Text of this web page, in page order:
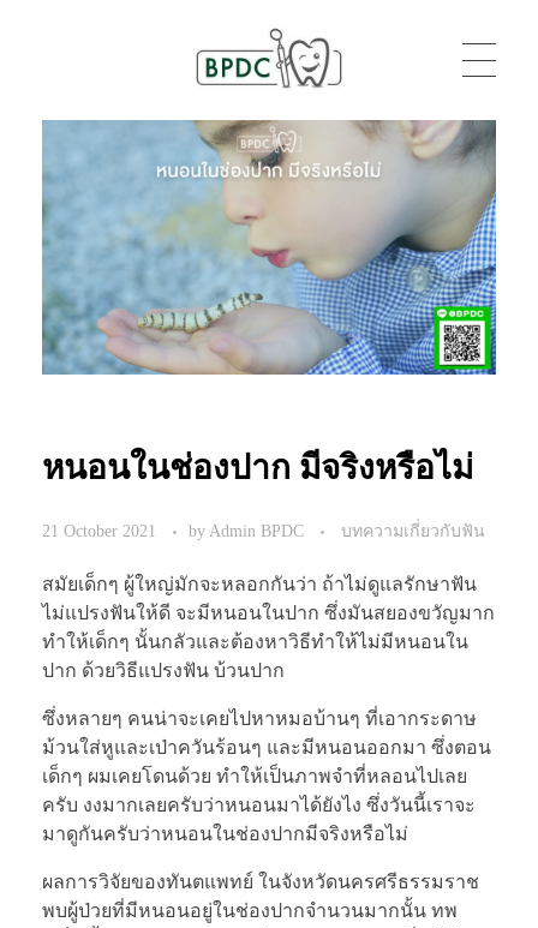
BPDC
แค่เว็บเวิร์ดเพรสเว็บหนึ่ง
หนอนในช่องปาก มีจริงหรือไม่
21 October 2021 byAdmin BPDC บทความเกี่ยวกับฟัน
สมัยเด็กๆ ผู้ใหญ่มักจะหลอกกันว่า ถ้าไม่ดูแลรักษาฟัน
ไม่แปรงฟันให้ดี จะมีหนอนในปาก ซึ่งมันสยองขวัญมาก
ทำให้เด็กๆ นั้นกลัวและต้องหาวิธีทำให้ไม่มีหนอนใน
ปาก ด้วยวิธีแปรงฟัน บ้วนปาก
ซึ่งหลายๆ คนน่าจะเคยไปหาหมอบ้านๆ ที่เอากระดาษ
ม้วนใส่หูและเป่าควันร้อนๆ และมีหนอนออกมา ซึ่งตอน
เด็กๆ ผมเคยโดนด้วย ทำให้เป็นภาพจำที่หลอนไปเลย
ครับ งงมากเลยครับว่าหนอนมาได้ยังไง ซึ่งวันนี้เราจะ
มาดูกันครับว่าหนอนในช่องปากมีจริงหรือไม่
ผลการวิจัยของทันตแพทย์ ในจังหวัดนครศรีธรรมราช
พบผู้ป่วยที่มีหนอนอยู่ในช่องปากจำนวนมากนั้น ทพ